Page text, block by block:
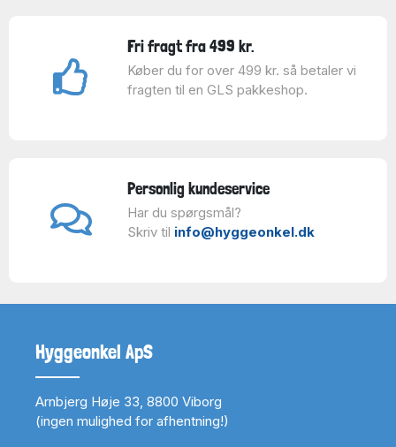
Fri fragt fra 499 kr.
Køber du for over 499 kr. så betaler vi
fragten til en GLS pakkeshop.
Personlig kundeservice
Har du spørgsmål?
Skriv til info@hyggeonkel.dk
Hyggeonkel ApS
Arnbjerg Høje 33, 8800 Viborg
(ingen mulighed for afhentning!)